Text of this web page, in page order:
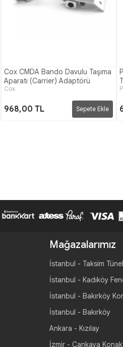
Cox CMDA Bando Davulu Taşıma
Aparatı (Carrier) Adaptörü
Cox
968,00 TL Sepete Ekle
Mağazalarımız
İstanbul - Taksim
İstanbul - Kadıköy
İstanbul - Bakırköy
İstanbul - Bakırköy
Ankara - Kızılay
İzmir - Çankaya Konak